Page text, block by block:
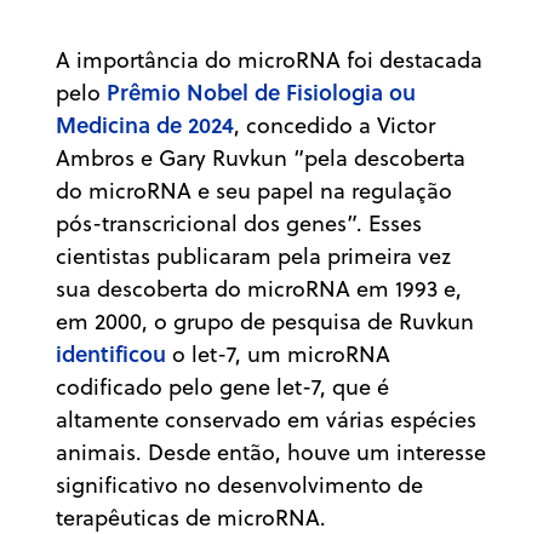
A importância do microRNA foi destacada
pelo Prêmio Nobel de Fisiologia ou
Medicina de 2024, concedido a Victor
Ambros e Gary Ruvkun “pela descoberta
do microRNA e seu papel na regulação
pós-transcricional dos genes”. Esses
cientistas publicaram pela primeira vez
sua descoberta do microRNA em 1993 e,
em 2000, o grupo de pesquisa de Ruvkun
identificou o let-7, um microRNA
codificado pelo gene let-7, que é
altamente conservado em várias espécies
animais. Desde então, houve um interesse
significativo no desenvolvimento de
terapêuticas de microRNA.